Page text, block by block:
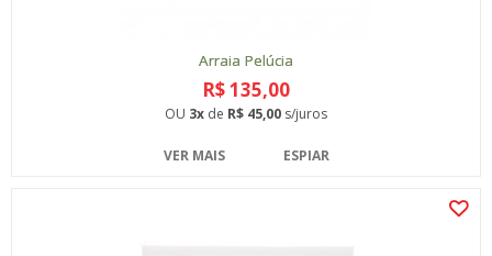
Arraia Pelúcia
R$ 135,00
OU 3x de R$ 45,00 s/juros
VER MAIS ESPIAR